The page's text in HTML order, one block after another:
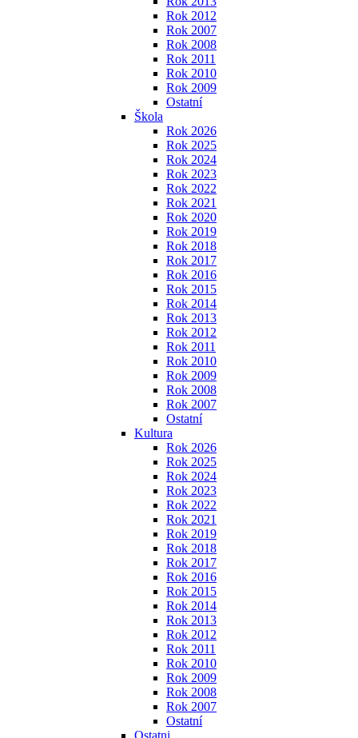
Rok 2012
Rok 2007
Rok 2008
Rok 2011
Rok 2010
Rok 2009
Ostatní
Škola
Rok 2026
Rok 2025
Rok 2024
Rok 2023
Rok 2022
Rok 2021
Rok 2020
Rok 2019
Rok 2018
Rok 2017
Rok 2016
Rok 2015
Rok 2014
Rok 2013
Rok 2012
Rok 2011
Rok 2010
Rok 2009
Rok 2008
Rok 2007
Ostatní
Kultura
Rok 2026
Rok 2025
Rok 2024
Rok 2023
Rok 2022
Rok 2021
Rok 2019
Rok 2018
Rok 2017
Rok 2016
Rok 2015
Rok 2014
Rok 2013
Rok 2012
Rok 2011
Rok 2010
Rok 2009
Rok 2008
Rok 2007
Ostatní
Ostatni